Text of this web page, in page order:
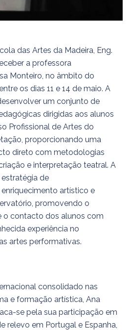
das Artes da Madeira, Eng.
a professora
Monteiro, no âmbito do
os dias 11 e 14 de maio. A
um conjunto de
dirigidas aos alunos
Profissional de Artes do
proporcionando uma
direto com metodologias
e interpretação teatral. A
estratégia de
artístico e
promovendo o
o contacto dos alunos com
experiência no
artes performativas.
consolidado nas
e formação artística, Ana
se pela sua participação em
relevo em Portugal e Espanha,